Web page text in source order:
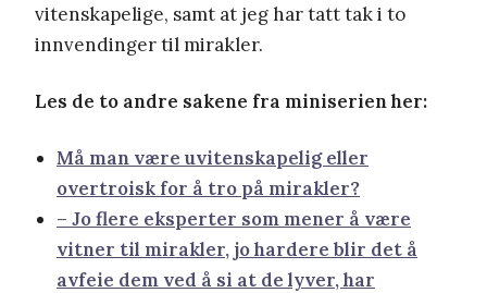
vitenskapelige, samt at jeg har tatt tak i to
innvendinger til mirakler.
Les de to andre sakene fra miniserien her:
Må man være uvitenskapelig eller
overtroisk for å tro på mirakler?
– Jo flere eksperter som mener å være
vitner til mirakler, jo hardere blir det å
avfeie dem ved å si at de lyver, har